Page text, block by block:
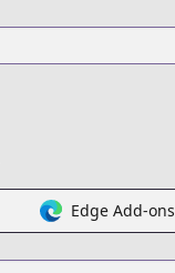
Edge Add-ons